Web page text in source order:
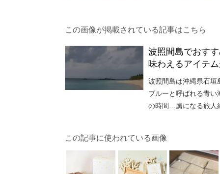
この画像が掲載されている記事はこちら
波照間島でおす
味わえるアイテ
波照間島は沖縄県石垣
ブルーと呼ばれる青
の時間…虜になる旅人
この記事に使われている画像